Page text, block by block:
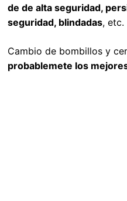
de de alta seguridad,
seguridad, blindadas, etc.
Cambio de bombillos y
probablemete los